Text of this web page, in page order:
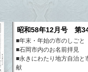
昭和58年12月号 第
■年末・年始の市のしごと
■石岡市内のお名前拝見
■永きにわたり地方自治と
献